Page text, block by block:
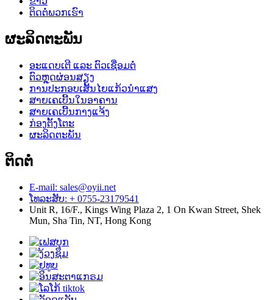
ຕິດຕໍ່ພວກເຮົາ
ຜະລິດຕະພັນ
ອະແດບເຕີ ແລະ ຕົວເຊື່ອມຕໍ່
ຕົວຫຼຸດຜ່ອນສຽງ
ການປະກອບເສັ້ນໄຍແກ້ວນຳແສງ
ສາຍເຄເບີ້ນໃນອາຄານ
ສາຍເຄເບີ້ນກາງແຈ້ງ
ກ່ອງຕັ້ງໂຕະ
ຜະລິດຕະພັນ
ຕິດຕໍ່
E-mail: sales@oyii.net
ໂທລະສັບ: + 0755-23179541
Unit R, 16/F., Kings Wing Plaza 2, 1 On Kwan Street, Shek
Mun, Sha Tin, NT, Hong Kong